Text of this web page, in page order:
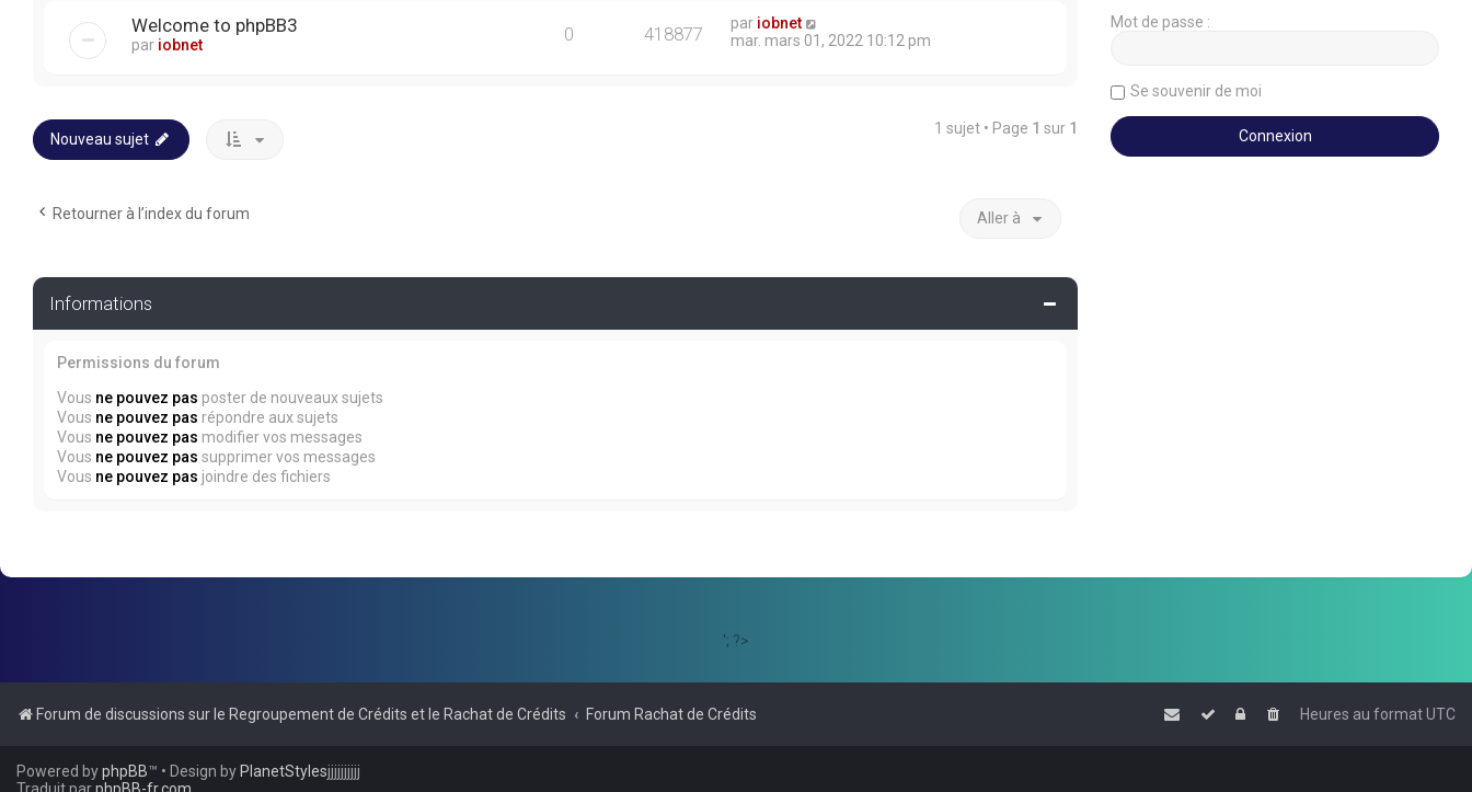
Welcome to phpBB3
par iobnet 0 418877 par iobnet
mar. mars 01, 2022 10:12 pm
Nouveau sujet
1 sujet • Page 1 sur 1
Retourner à l’index du forum Aller à
Informations
Permissions du forum
Vous ne pouvez pas poster de nouveaux sujets
Vous ne pouvez pas répondre aux sujets
Vous ne pouvez pas modifier vos messages
Vous ne pouvez pas supprimer vos messages
Vous ne pouvez pas joindre des fichiers
Mot de passe :
Se souvenir de moi
'; ?>
Forum de discussions sur le Regroupement de Crédits et le Rachat de Crédits Forum Rachat de Crédits Heures au formatUTC
Powered byphpBB™ • Design by PlanetStylesjjjjjjjjjj